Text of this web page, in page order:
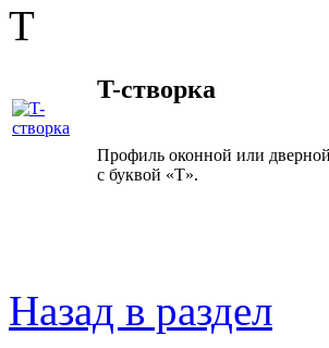
T
T-створка
Профиль оконной или
с буквой «T».
Назад в раздел